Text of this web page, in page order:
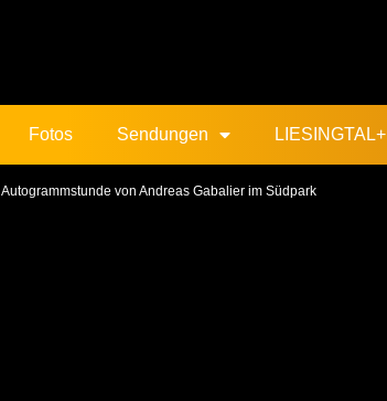
Fotos Sendungen LIESINGTAL+
Autogrammstunde von Andreas Gabalier im Südpark